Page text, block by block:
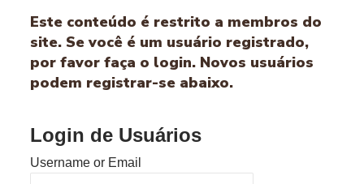
Este conteúdo é restrito a membros do
site. Se você é um usuário registrado,
por favor faça o login. Novos usuários
podem registrar-se abaixo.
Login de Usuários
Username or Email